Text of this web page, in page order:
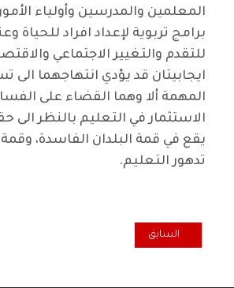
المعلمين والمدرسين وأولياء
برامج تربوية لإعداد افراد للحياة
للتقدم والتغيير الاجتماعي
ايجابيتان قد يؤدي انتهاجهما الى
المهمة ألا وهما القضاء على
الاستثمار في التعليم بالنظر الى
يقع في قمة البلدان الفاسدة، وقمة
تدهور التعليم.
المقال السابق: التفجيرات متواصلة في
السابق